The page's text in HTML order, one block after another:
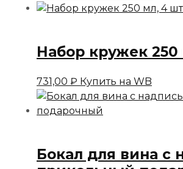
Набор кружек
731,00 ₽ Купить на WB
Бокал для вина с